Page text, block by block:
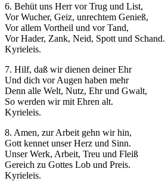
6. Behüt uns Herr vor Trug und List,
Vor Wucher, Geiz, unrechtem Genieß,
Vor allem Vortheil und vor Tand,
Vor Hader, Zank, Neid, Spott und Schand.
Kyrieleis.
7. Hilf, daß wir dienen deiner Ehr
Und dich vor Augen haben mehr
Denn alle Welt, Nutz, Ehr und Gwalt,
So werden wir mit Ehren alt.
Kyrieleis.
8. Amen, zur Arbeit gehn wir hin,
Gott kennet unser Herz und Sinn.
Unser Werk, Arbeit, Treu und Fleiß
Gereich zu Gottes Lob und Preis.
Kyrieleis.